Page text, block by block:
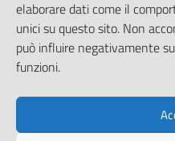
elaborare dati come il
unici su questo sito. Non
può influire negativamente
funzioni.
Note legali
Dichiarazione di accessibilità
Piano di miglioramento del sito
SEGUICI SU